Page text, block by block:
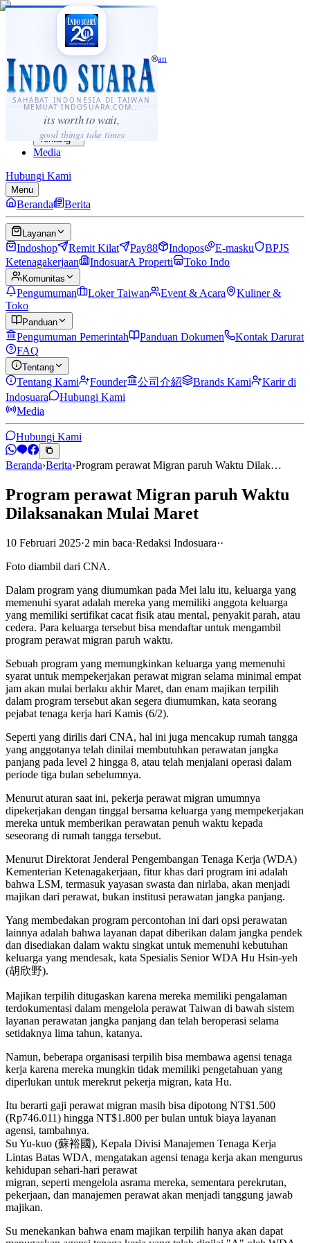
SAHABAT INDONESIA DI TAIWAN
MEMUAT INDOSUARA.COM...
its worth to wait,
good things take times
·...
⌘K
Sahabat Indonesia di Taiwan
Berita
Layanan
Komunitas
Panduan
Tentang
Media
Hubungi Kami
Menu
Beranda Berita
Layanan
Indoshop Remit Kilat Pay88 Indopos E-masku
BPJS
Ketenagakerjaan
IndosuarA Properti Toko Indo
Komunitas
Pengumuman Loker Taiwan Event & Acara
Kuliner &
Toko
Panduan
Pengumuman Pemerintah Panduan Dokumen
Kontak Darurat
FAQ
Tentang
Tentang Kami Founder 公司介紹 Brands Kami
Karir di
Indosuara
Hubungi Kami
Media
Hubungi Kami
Beranda›Berita›Program perawat Migran paruh Waktu Dilak…
Program perawat Migran paruh Waktu
Dilaksanakan Mulai Maret
10 Februari 2025·2 min baca·Redaksi Indosuara··
Foto diambil dari CNA.
Dalam program yang diumumkan pada Mei lalu itu, keluarga yang
memenuhi syarat adalah mereka yang memiliki anggota keluarga
yang memiliki sertifikat cacat fisik atau mental, penyakit parah, atau
cedera. Para keluarga tersebut bisa mendaftar untuk mengambil
program perawat migran paruh waktu.
Sebuah program yang memungkinkan keluarga yang memenuhi
syarat untuk mempekerjakan perawat migran selama minimal empat
jam akan mulai berlaku akhir Maret, dan enam majikan terpilih
dalam program tersebut akan segera diumumkan, kata seorang
pejabat tenaga kerja hari Kamis (6/2).
Seperti yang dirilis dari CNA, hal ini juga mencakup rumah tangga
yang anggotanya telah dinilai membutuhkan perawatan jangka
panjang pada level 2 hingga 8, atau telah menjalani operasi dalam
periode tiga bulan sebelumnya.
Menurut aturan saat ini, pekerja perawat migran umumnya
dipekerjakan dengan tinggal bersama keluarga yang mempekerjakan
mereka untuk memberikan perawatan penuh waktu kepada
seseorang di rumah tangga tersebut.
Menurut Direktorat Jenderal Pengembangan Tenaga Kerja (WDA)
Kementerian Ketenagakerjaan, fitur khas dari program ini adalah
bahwa LSM, termasuk yayasan swasta dan nirlaba, akan menjadi
majikan dari perawat, bukan institusi perawatan jangka panjang.
Yang membedakan program percontohan ini dari opsi perawatan
lainnya adalah bahwa layanan dapat diberikan dalam jangka pendek
dan disediakan dalam waktu singkat untuk memenuhi kebutuhan
keluarga yang mendesak, kata Spesialis Senior WDA Hu Hsin-yeh
(胡欣野).
Majikan terpilih ditugaskan karena mereka memiliki pengalaman
terdokumentasi dalam mengelola perawat Taiwan di bawah sistem
layanan perawatan jangka panjang dan telah beroperasi selama
setidaknya lima tahun, katanya.
Namun, beberapa organisasi terpilih bisa membawa agensi tenaga
kerja karena mereka mungkin tidak memiliki pengetahuan yang
diperlukan untuk merekrut pekerja migran, kata Hu.
Itu berarti gaji perawat migran masih bisa dipotong NT$1.500
(Rp746.011) hingga NT$1.800 per bulan untuk biaya layanan
agensi, tambahnya.
Su Yu-kuo (蘇裕國), Kepala Divisi Manajemen Tenaga Kerja
Lintas Batas WDA, mengatakan agensi tenaga kerja akan mengurus
kehidupan sehari-hari perawat
migran, seperti mengelola asrama mereka, sementara perekrutan,
pekerjaan, dan manajemen perawat akan menjadi tanggung jawab
majikan.
Su menekankan bahwa enam majikan terpilih hanya akan dapat